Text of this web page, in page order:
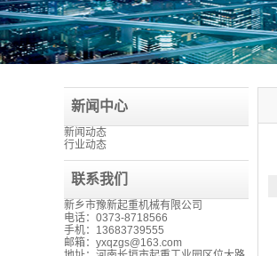
新闻中心
新闻动态
行业动态
联系我们
新乡市豫新起重机械有限公司
电话：0373-8718566
手机：13683739555
邮箱： yxqzgs@163.com